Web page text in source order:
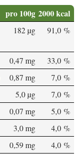
pro 100g 2000 kcal
182 µg 91,0 %
0,47 mg
33,0 %
0,87 mg
7,0 %
5,0 µg
7,0 %
0,07 mg
5,0 %
3,0 mg
4,0 %
0,59 mg 4,0 %